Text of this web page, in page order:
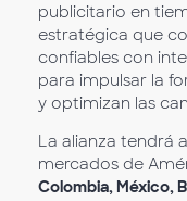
publicitario en
estratégica que
confiables con
para impulsar la
y optimizan las
La alianza tendrá
mercados de
Colombia, México,